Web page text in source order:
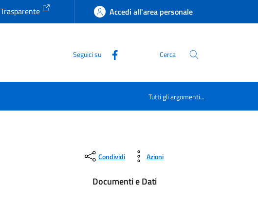
Accedi all'area personale
Seguici su Cerca
Tutti gli argomenti...
Condividi Azioni
Documenti e Dati